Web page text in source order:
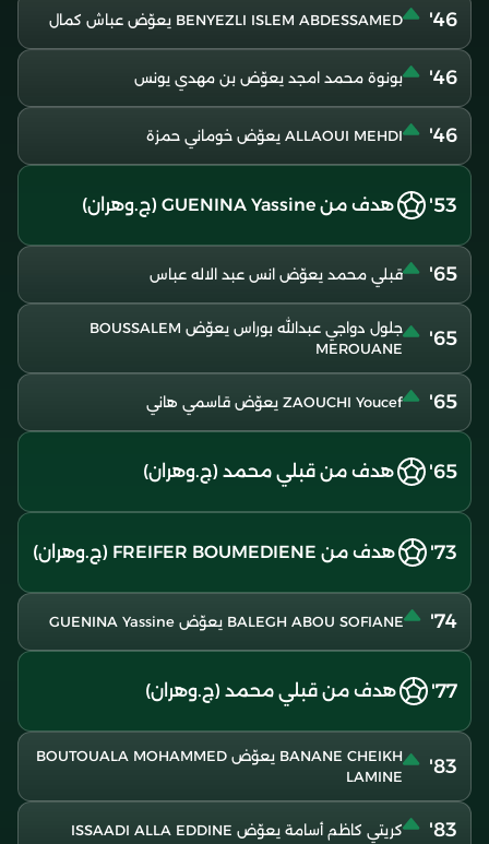
46' BENYEZLI ISLEM ABDESSAMED يعوّض عباش كمال
46' بونوة محمد امجد يعوّض بن مهدي يونس
46' ALLAOUI MEHDI يعوّض خوماني حمزة
53' هدف من GUENINA Yassine (ج.وهران)
65' قبلي محمد يعوّض انس عبد الاله عباس
65'
جلول دواجي عبدالله بوراس يعوّض BOUSSALEM
MEROUANE
65' ZAOUCHI Youcef يعوّض قاسمي هاني
65' هدف من قبلي محمد (ج.وهران)
73' هدف من FREIFER BOUMEDIENE (ج.وهران)
74' BALEGH ABOU SOFIANE يعوّض GUENINA Yassine
77' هدف من قبلي محمد (ج.وهران)
83'
BANANE CHEIKH يعوّض BOUTOUALA MOHAMMED
LAMINE
83' كريتي كاظم أسامة يعوّض ISSAADI ALLA EDDINE